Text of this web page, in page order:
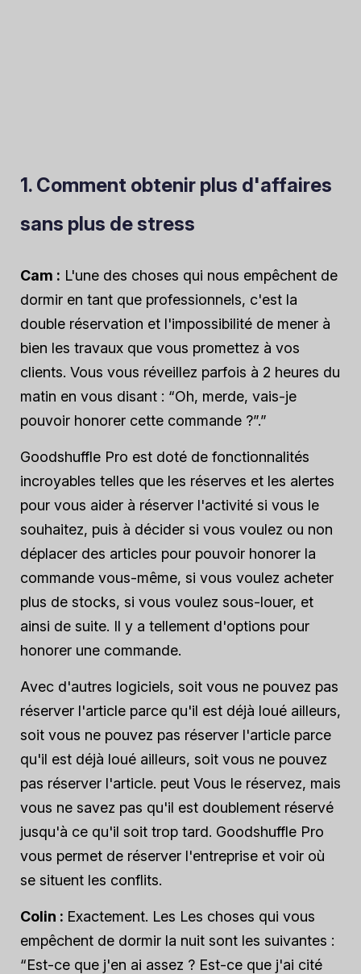
1. Comment obtenir plus d'affaires
sans plus de stress
Cam : L'une des choses qui nous empêchent de
dormir en tant que professionnels, c'est la
double réservation et l'impossibilité de mener à
bien les travaux que vous promettez à vos
clients. Vous vous réveillez parfois à 2 heures du
matin en vous disant : “Oh, merde, vais-je
pouvoir honorer cette commande ?”.”
Goodshuffle Pro est doté de fonctionnalités
incroyables telles que les réserves et les alertes
pour vous aider à réserver l'activité si vous le
souhaitez, puis à décider si vous voulez ou non
déplacer des articles pour pouvoir honorer la
commande vous-même, si vous voulez acheter
plus de stocks, si vous voulez sous-louer, et
ainsi de suite. Il y a tellement d'options pour
honorer une commande.
Avec d'autres logiciels, soit vous ne pouvez pas
réserver l'article parce qu'il est déjà loué ailleurs,
soit vous ne pouvez pas réserver l'article parce
qu'il est déjà loué ailleurs, soit vous ne pouvez
pas réserver l'article. peut Vous le réservez, mais
vous ne savez pas qu'il est doublement réservé
jusqu'à ce qu'il soit trop tard. Goodshuffle Pro
vous permet de réserver l'entreprise et voir où
se situent les conflits.
Colin : Exactement. Les Les choses qui vous
empêchent de dormir la nuit sont les suivantes :
“Est-ce que j'en ai assez ? Est-ce que j'ai cité